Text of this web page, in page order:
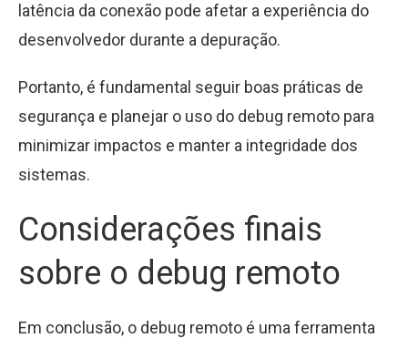
latência da conexão pode afetar a experiência do
desenvolvedor durante a depuração.
Portanto, é fundamental seguir boas práticas de
segurança e planejar o uso do debug remoto para
minimizar impactos e manter a integridade dos
sistemas.
Considerações finais
sobre o debug remoto
Em conclusão, o debug remoto é uma ferramenta